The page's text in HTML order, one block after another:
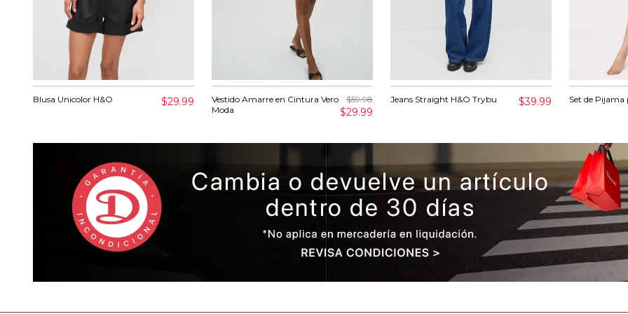
Blusa Unicolor H&O $29.99
Vestido Amarre en Cintura Vero
Moda
$59.98
$29.99
Jeans Straight H&O Trybu $39.99 Set de Pijama